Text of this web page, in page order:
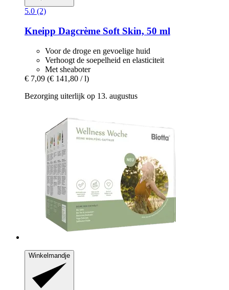
5.0 (2)
Kneipp Dagcrème Soft Skin, 50 ml
Voor de droge en gevoelige huid
Verhoogt de soepelheid en elasticiteit
Met sheaboter
€ 7,09 (€ 141,80 / l)
Bezorging uiterlijk op 13. augustus
Winkelmandje